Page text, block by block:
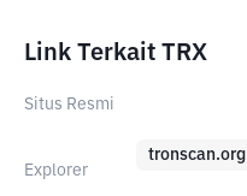
Link Terkait TRX
Situs Resmi
Explorer
tronscan.org